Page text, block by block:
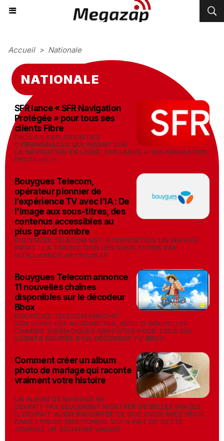
Accueil > Nationale
NATIONALE
SFR lance « SFR Navigation
Protégée » pour tous ses
clients Fibre
FACE À L'EXPLOSION DES
CYBERMENACES QUI PÈSENT SUR
LA NAVIGATION EN LIGNE, SFR LANCE « SFR NAVIGATION
PROTÉGÉE »
Bouygues Telecom,
opérateur pionnier de
l’expérience TV avec l'IA : De
l'image aux sous-titres, des
contenus accessibles au
plus grand nombre
BOUYGUES TELECOM MET À DISPOSITION UN SERVICE
INÉDIT : LA TRADUCTION DES SOUS-TITRES PAR
INTELLIGENCE ARTIFICIELLE
Bouygues Telecom annonce
11 nouvelles chaînes
disponibles sur le décodeur
Bbox
BOUYGUES TELECOM ENRICHIT
SON OFFRE DÈS AUJOURD’HUI, AVEC 11 NOUVELLES
CHAÎNES THÉMATIQUES GRATUITES POUR TOUS SES
CLIENTS ÉQUIPÉS D’UN DÉCODEUR TV BBOX
Comment créer un album
photo de mariage qui raconte
vraiment votre histoire
UN ALBUM DE MARIAGE NE
DEVRAIT PAS SEULEMENT MONTRER DE BELLES IMAGES.
IL DEVRAIT AUSSI RACONTER CE QUE VOUS AVEZ VÉCU,
DANS L’ORDRE ÉMOTIONNEL QUI A FAIT DE CETTE
JOURNÉE UN SOUVENIR UNIQUE